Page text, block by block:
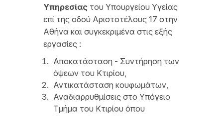
Υπηρεσίας του Υπουργείου Υγείας
επί της οδού Αριστοτέλους 17 στην
Αθήνα και συγκεκριμένα στις εξής
εργασίες :
Αποκατάσταση - Συντήρηση των
όψεων του Κτιρίου,
Αντικατάσταση κουφωμάτων,
Αναδιαρρυθμίσεις στο Υπόγειο
Τμήμα του Κτιρίου όπου